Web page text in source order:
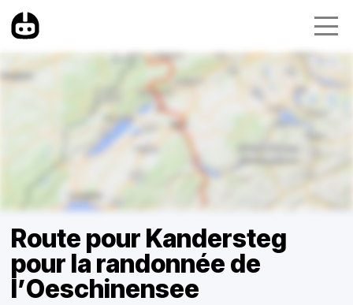
Route pour Kandersteg
pour la randonnée de
l’Oeschinensee